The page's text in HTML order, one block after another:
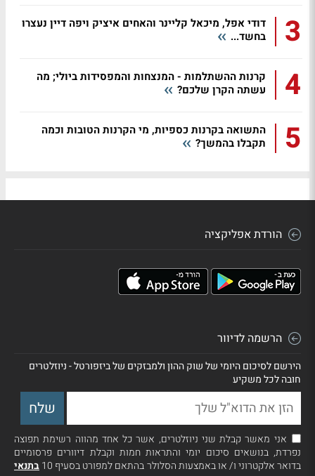
3
דודי אפל, מיכאל קליינר והאחים איציק ויפה דיין נעצרו
בחשד...
4
קרנות ההשתלמות - המנצחות והמפסידות ביולי; מה
עשתה הקרן שלכם?
5
התשואה בקרנות כספיות, מי הקרנות הטובות וכמה
תקבלו בהמשך?
הורדת אפליקציה
הרשמה לדיוור
הירשם לסיכום היומי של שוק ההון ולמבזקים של ביזפורטל - ניוזלטרים
חובה לכל משקיע
אני מאשר קבלת שני ניוזלטרים, אשר כל אחד מהווה רשימת תפוצה
נפרדת, בנושאים סיכום יומי והתראות חמות וקבלת דיוורים פרסומיים
בדואר אלקטרוני ו/ או באמצעות הסלולר בהתאם למפורט בסעיף 10
בתנאי